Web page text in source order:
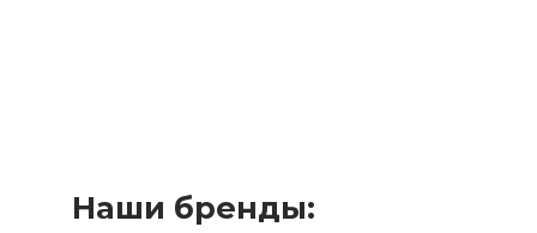
Наши бренды: